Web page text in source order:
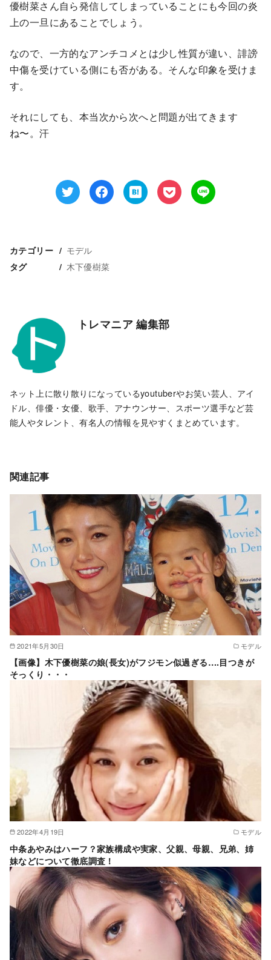
優樹菜さん自ら発信してしまっていることにも今回の炎
上の一旦にあることでしょう。
なので、一方的なアンチコメとは少し性質が違い、誹謗
中傷を受けている側にも否がある。そんな印象を受けま
す。
それにしても、本当次から次へと問題が出てきます
ね〜。汗
カテゴリー モデル
タグ 木下優樹菜
トレマニア 編集部
ネット上に散り散りになっているyoutuberやお笑い芸人、アイ
ドル、俳優・女優、歌手、アナウンサー、スポーツ選手など芸
能人やタレント、有名人の情報を見やすくまとめています。
関連記事
2021年5月30日 モデル
【画像】木下優樹菜の娘(長女)がフジモン似過ぎる….目つきが
そっくり・・・
2022年4月19日 モデル
中条あやみはハーフ？家族構成や実家、父親、母親、兄弟、姉
妹などについて徹底調査！